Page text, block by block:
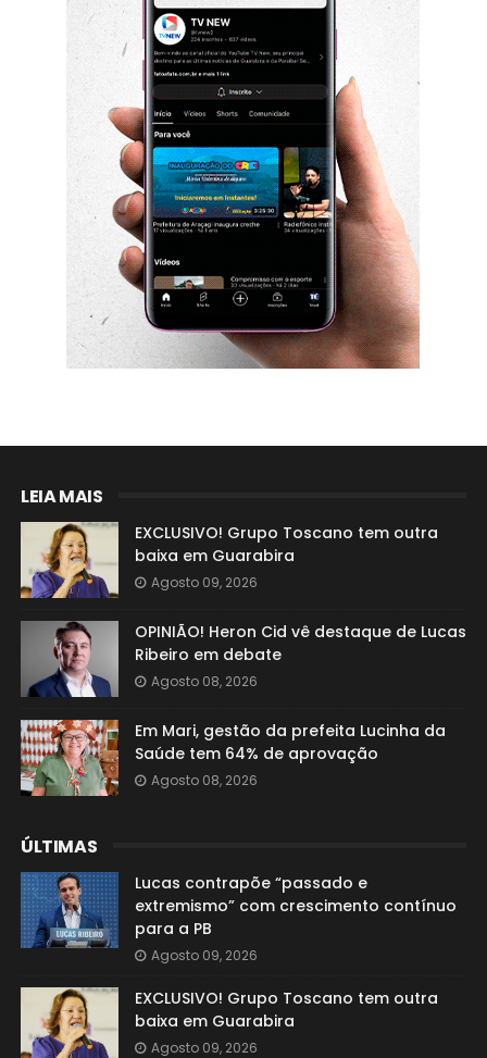
LEIA MAIS
EXCLUSIVO! Grupo Toscano tem outra
baixa em Guarabira
Agosto 09, 2026
OPINIÃO! Heron Cid vê destaque de Lucas
Ribeiro em debate
Agosto 08, 2026
Em Mari, gestão da prefeita Lucinha da
Saúde tem 64% de aprovação
Agosto 08, 2026
ÚLTIMAS
Lucas contrapõe “passado e
extremismo” com crescimento contínuo
para a PB
Agosto 09, 2026
EXCLUSIVO! Grupo Toscano tem outra
baixa em Guarabira
Agosto 09, 2026